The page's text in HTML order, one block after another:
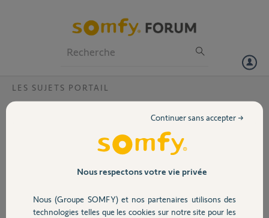
Volet
Sécurité
LES SUJETS PORTAIL
Remise à zéro moteur dexxo smart io 800 ?
J’ai raté la mise en œuvre automatique du portail. Lorsque je
débranche et rallume le moteur, la lumière ne clignote que 2 fois au
lieu de 3 et le bouton set ne réagit pas quand je le mets sur la position
Merci d’avance
Nous respectons votre vie privée
Nous (Groupe SOMFY) et nos partenaires utilisons des
technologies telles que les cookies sur notre site pour les
Continuer sans accepter →